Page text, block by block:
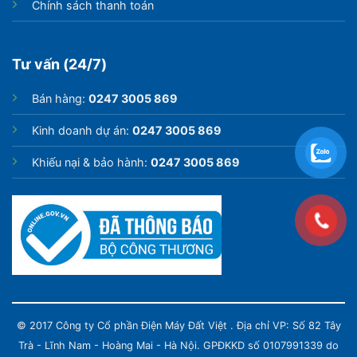
Tiết kiệm thời gian hơn với ngăn cấp đông
mềm Optimal Fresh Zone
Thực phẩm của bạn khi được bảo quản ở ngăn cấp
đông mềm Optimal Fresh Zone sễ được giữ ở nhiệt độ
-1 độ C mà không hề đóng băng, nên bạn chỉ cần lấy
ra và chế biến ngay mà không cần chờ rã đông, tiết
kiệm thời gian để có thể làm việc khác.
Chính sách thanh toán
Tư vấn (24/7)
Bán hàng: 0247 3005 869
Kinh doanh dự án: 0247 3005 869
Khiếu nại & bảo hành: 0247 3005 869
© 2017 Công ty Cổ phần Điện Máy Đất Việt . Địa chỉ VP: Số 82 Tây
Trà - Lĩnh Nam - Hoàng Mai - Hà Nội. GPĐKKD số 0107991339 do